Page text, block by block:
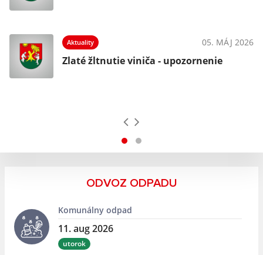
Aktuality 05. MÁJ 2026
Zlaté žltnutie viniča - upozornenie
ODVOZ ODPADU
Komunálny odpad
11. aug 2026
utorok